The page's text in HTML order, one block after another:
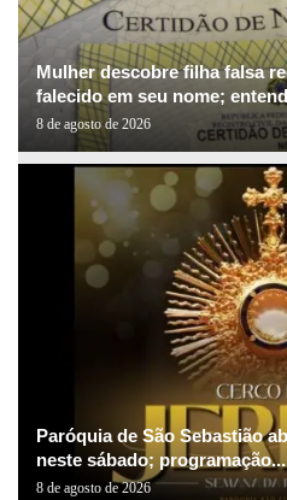
Mulher descobre filha falsa
falecido em seu nome;
8 de agosto de 2026
Paróquia de São Sebastião
neste sábado; programação...
8 de agosto de 2026